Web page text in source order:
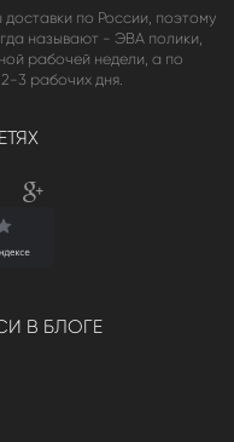
по России, поэтому
называют - ЭВА полики,
рабочей недели, а по
3 рабочих дня.
В БЛОГЕ